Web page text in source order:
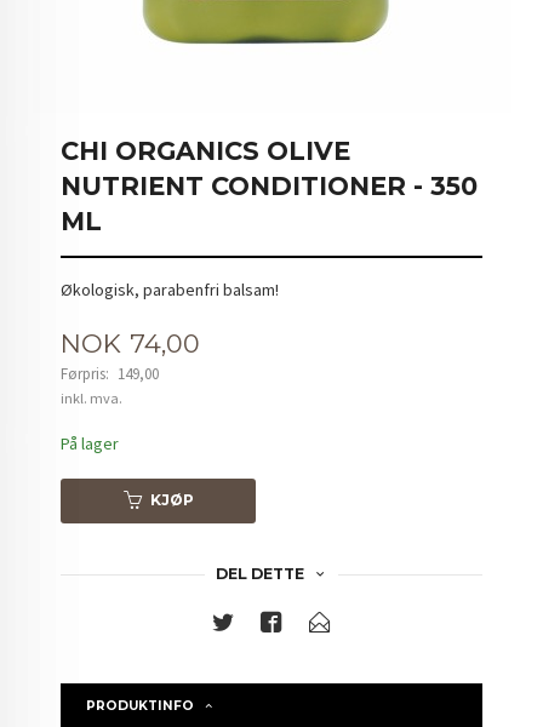
CHI ORGANICS OLIVE
NUTRIENT CONDITIONER - 350
ML
Økologisk, parabenfri balsam!
Tilbud
NOK 74,00
Førpris: 149,00
Rabatt
inkl. mva.
På lager
KJØP
DEL DETTE
PRODUKTINFO